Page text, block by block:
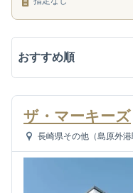
ザ・マーキーズ
長崎県その他（島原外港